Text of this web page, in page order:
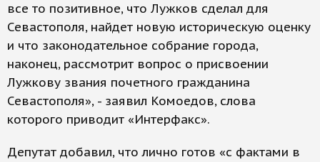
все то позитивное, что Лужков сделал для
Севастополя, найдет новую историческую оценку
и что законодательное собрание города,
наконец, рассмотрит вопрос о присвоении
Лужкову звания почетного гражданина
Севастополя», - заявил Комоедов, слова
которого приводит «Интерфакс».
Депутат добавил, что лично готов «с фактами в